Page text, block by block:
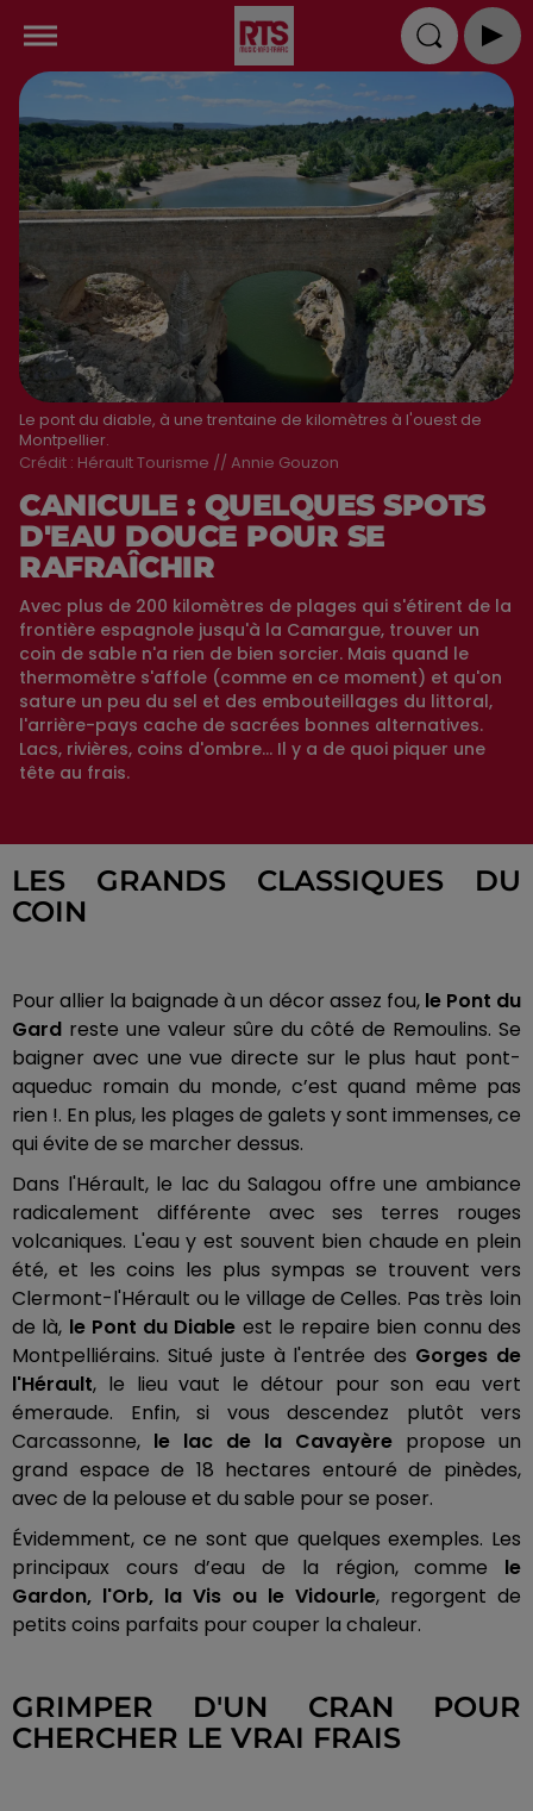
Le pont du diable, à une trentaine de kilomètres à l'ouest de
Montpellier.
Crédit : Hérault Tourisme // Annie Gouzon
CANICULE : QUELQUES SPOTS
D'EAU DOUCE POUR SE
RAFRAÎCHIR
Avec plus de 200 kilomètres de plages qui s'étirent de la
frontière espagnole jusqu'à la Camargue, trouver un
coin de sable n'a rien de bien sorcier. Mais quand le
thermomètre s'affole (comme en ce moment) et qu'on
sature un peu du sel et des embouteillages du littoral,
l'arrière-pays cache de sacrées bonnes alternatives.
Lacs, rivières, coins d'ombre... Il y a de quoi piquer une
tête au frais.
LES GRANDS CLASSIQUES DU
COIN
Pour allier la baignade à un décor assez fou, le Pont du
Gard reste une valeur sûre du côté de Remoulins. Se
baigner avec une vue directe sur le plus haut pont-
aqueduc romain du monde, c’est quand même pas
rien !. En plus, les plages de galets y sont immenses, ce
qui évite de se marcher dessus.
Dans l'Hérault, le lac du Salagou offre une ambiance
radicalement différente avec ses terres rouges
volcaniques. L'eau y est souvent bien chaude en plein
été, et les coins les plus sympas se trouvent vers
Clermont-l'Hérault ou le village de Celles. Pas très loin
de là, le Pont du Diable est le repaire bien connu des
Montpelliérains. Situé juste à l'entrée des Gorges de
l'Hérault, le lieu vaut le détour pour son eau vert
émeraude. Enfin, si vous descendez plutôt vers
Carcassonne, le lac de la Cavayère propose un
grand espace de 18 hectares entouré de pinèdes,
avec de la pelouse et du sable pour se poser.
Évidemment, ce ne sont que quelques exemples. Les
principaux cours d’eau de la région, comme le
Gardon, l'Orb, la Vis ou le Vidourle, regorgent de
petits coins parfaits pour couper la chaleur.
GRIMPER D'UN CRAN POUR
CHERCHER LE VRAI FRAIS